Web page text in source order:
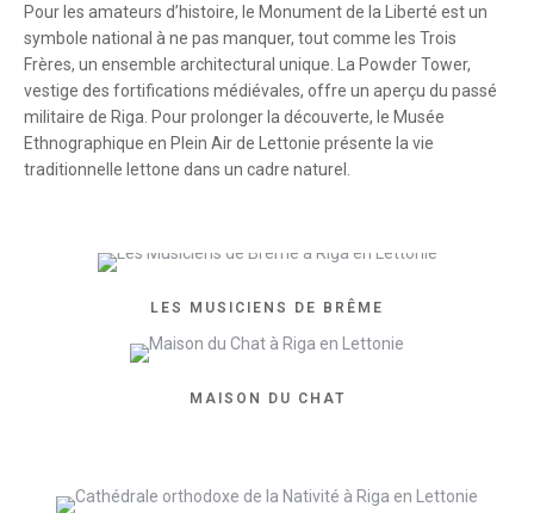
Pour les amateurs d’histoire, le Monument de la Liberté est un
symbole national à ne pas manquer, tout comme les Trois
Frères, un ensemble architectural unique. La Powder Tower,
vestige des fortifications médiévales, offre un aperçu du passé
militaire de Riga. Pour prolonger la découverte, le Musée
Ethnographique en Plein Air de Lettonie présente la vie
traditionnelle lettone dans un cadre naturel.
LES MUSICIENS DE BRÊME
MAISON DU CHAT